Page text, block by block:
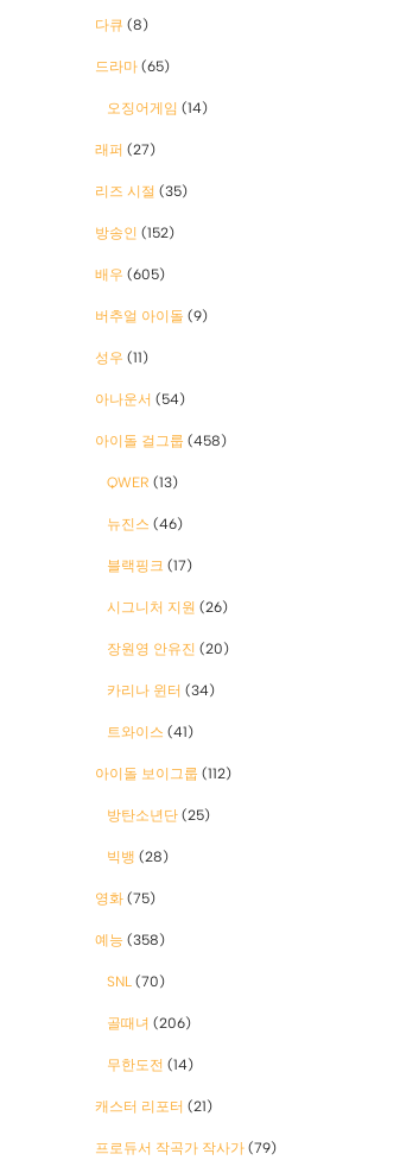
다큐 (8)
드라마 (65)
오징어게임 (14)
래퍼 (27)
리즈 시절 (35)
방송인 (152)
배우 (605)
버추얼 아이돌 (9)
성우 (11)
아나운서 (54)
아이돌 걸그룹 (458)
QWER (13)
뉴진스 (46)
블랙핑크 (17)
시그니처 지원 (26)
장원영 안유진 (20)
카리나 윈터 (34)
트와이스 (41)
아이돌 보이그룹 (112)
방탄소년단 (25)
빅뱅 (28)
영화 (75)
예능 (358)
SNL (70)
골때녀 (206)
무한도전 (14)
캐스터 리포터 (21)
프로듀서 작곡가 작사가 (79)